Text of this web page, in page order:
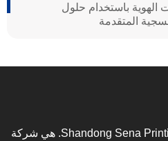
الهوية باستخدام حلول
المتقدمة
شركة Shandong Sena Printing Group Co., Ltd. هي شركة